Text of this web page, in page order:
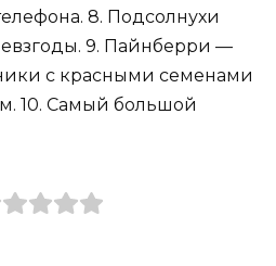
8. Подсолнухи
9. Пайнберри —
с красными семенами
10. Самый большой